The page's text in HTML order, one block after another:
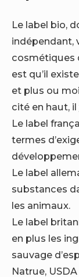
Le label bio,
indépendant,
cosmétiques
est qu’il
et plus ou
cité en haut, il
Le label
termes
Le label
substances
les animaux.
Le label
en plus les
sauvage
Natrue,